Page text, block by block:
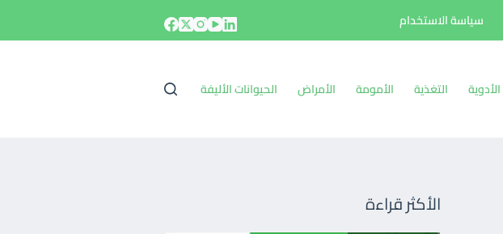
سياسة الاستخدام
الأدوية التغذية الأمومة الأمراض الحيوانات الأليفة
الأكثر قراءة